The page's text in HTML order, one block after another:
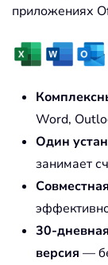
приложениях
Word,
Один
занимает
30-
версия —